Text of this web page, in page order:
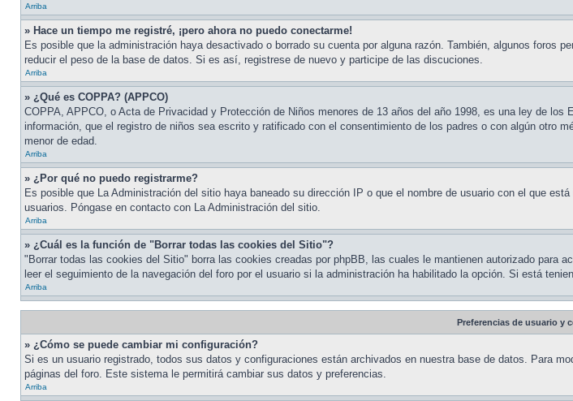
Arriba
» Hace un tiempo me registré, ¡pero ahora no puedo conectarme!
Es posible que la administración haya desactivado o borrado su cuenta por alguna razón. También, algunos foros
reducir el peso de la base de datos. Si es así, registrese de nuevo y participe de las discuciones.
Arriba
» ¿Qué es COPPA? (APPCO)
COPPA, APPCO, o Acta de Privacidad y Protección de Niños menores de 13 años del año 1998, es una ley de
información, que el registro de niños sea escrito y ratificado con el consentimiento de los padres o con algún otro
menor de edad.
Arriba
» ¿Por qué no puedo registrarme?
Es posible que La Administración del sitio haya baneado su dirección IP o que el nombre de usuario con el que
usuarios. Póngase en contacto con La Administración del sitio.
Arriba
» ¿Cuál es la función de "Borrar todas las cookies del Sitio"?
"Borrar todas las cookies del Sitio" borra las cookies creadas por phpBB, las cuales le mantienen autorizado para
leer el seguimiento de la navegación del foro por el usuario si la administración ha habilitado la opción. Si está
Arriba
Preferencias de usuario y
» ¿Cómo se puede cambiar mi configuración?
Si es un usuario registrado, todos sus datos y configuraciones están archivados en nuestra base de datos. Para
páginas del foro. Este sistema le permitirá cambiar sus datos y preferencias.
Arriba